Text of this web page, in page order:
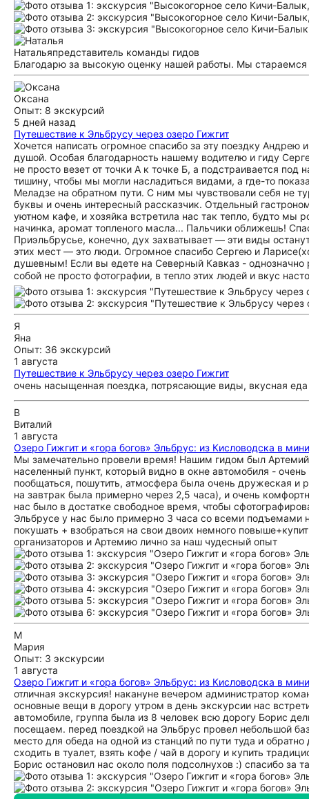
Натальяпредставитель команды гидов
Благодарю за высокую оценку нашей работы. Мы
Оксана
Опыт: 8 экскурсий
5 дней назад
Путешествие к Эльбрусу через озеро Гижгит
Хочется написать огромное спасибо за эту поездку
душой. Особая благодарность нашему водителю и гиду
не просто везет от точки А к точке Б, а подстраивается
тишину, чтобы мы могли насладиться видами, а где-то
Меладзе на обратном пути. С ним мы чувствовали себя не
буквы и очень интересный рассказчик. Отдельный
уютном кафе, и хозяйка встретила нас так тепло, будто мы
начинка, аромат топленого масла... Пальчики оближешь!
Приэльбрусье, конечно, дух захватывает — эти виды
этих мест — это люди. Огромное спасибо Сергею и
душевным! Если вы едете на Северный Кавказ -
собой не просто фотографии, в тепло этих людей и вкус
Я
Яна
Опыт: 36 экскурсий
1 августа
Путешествие к Эльбрусу через озеро Гижгит
очень насыщенная поездка, потрясающие виды, вкусная
В
Виталий
1 августа
Озеро Гижгит и «гора богов» Эльбрус: из Кисловодска в
Мы замечательно провели время! Нашим гидом был
населенный пункт, который видно в окне автомобиля -
пообщаться, пошутить, атмосфера была очень дружеская
на завтрак была примерно через 2,5 часа), и очень
нас было в достатке свободное время, чтобы
Эльбрусе у нас было примерно 3 часа со всеми подъемами
покушать + взобраться на свои двоих немного
организаторов и Артемию лично за наш чудесный опыт
М
Мария
Опыт: 3 экскурсии
1 августа
Озеро Гижгит и «гора богов» Эльбрус: из Кисловодска в
отличная экскурсия! накануне вечером администратор
основные вещи в дорогу утром в день экскурсии нас
автомобиле, группа была из 8 человек всю дорогу Борис
посещаем. перед поездкой на Эльбрус провел небольшой
место для обеда на одной из станций по пути туда и
сходить в туалет, взять кофе / чай в дорогу и купить
Борис остановил нас около поля подсолнухов :) спасибо за